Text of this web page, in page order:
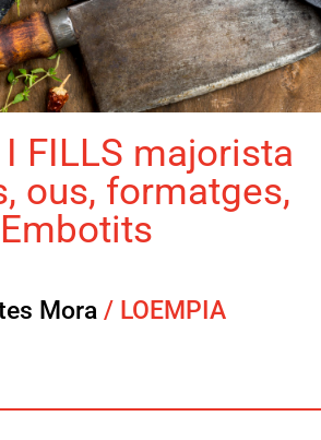
I FILLS majorista
ous, formatges,
Embotits
Mora / LOEMPIA